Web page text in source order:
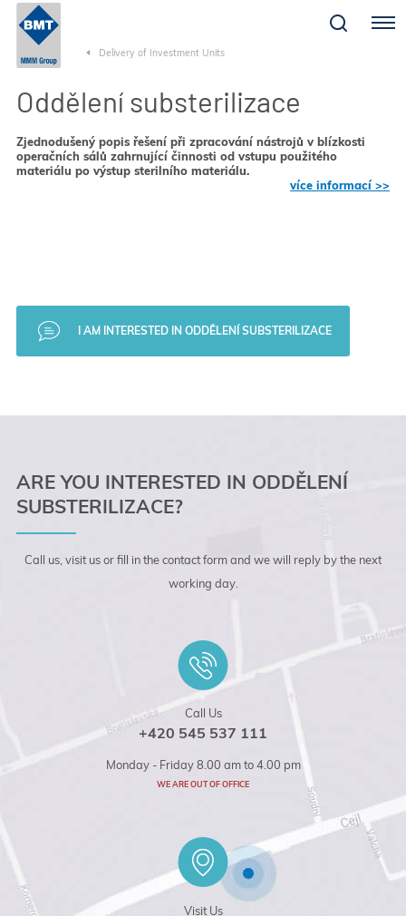
Menu
Delivery of Investment Units
Oddělení substerilizace
Zjednodušený popis řešení při zpracování nástrojů v blízkosti
operačních sálů zahrnující činnosti od vstupu použitého
materiálu po výstup sterilního materiálu.
více informací >>
I AM INTERESTED IN ODDĚLENÍ SUBSTERILIZACE
ARE YOU INTERESTED IN ODDĚLENÍ
SUBSTERILIZACE?
Call us, visit us or fill in the contact form and we will reply by the next
working day.
Call Us
+420 545 537 111
Monday - Friday 8.00 am to 4.00 pm
WE ARE OUT OF OFFICE
Visit Us